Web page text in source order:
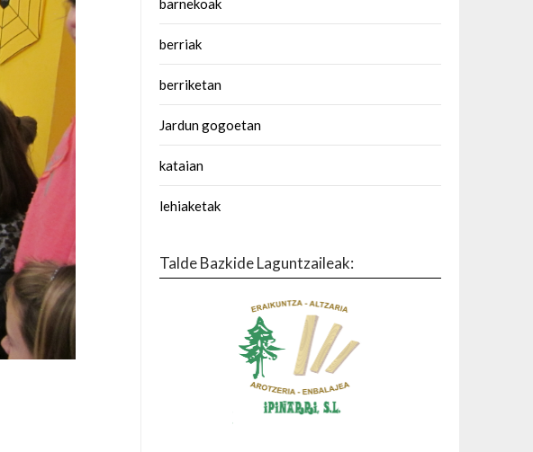
barnekoak
berriak
berriketan
Jardun gogoetan
kataian
lehiaketak
Talde Bazkide Laguntzaileak: